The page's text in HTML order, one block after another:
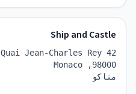
Ship and Castle
Quai Jean-Charles Rey 42
98000, Monaco
مناكو